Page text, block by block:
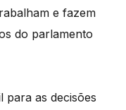
e fazem
do parlamento
para as decisões